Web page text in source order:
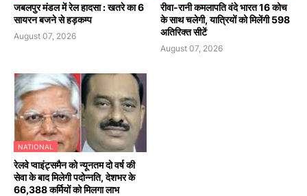
जबलपुर मंडल में रेल हादसा : खतरे का 6
सायरन बजने से हड़कम्प
August 07, 2026
रीवा-रानी कमलापति वंदे भारत 16 कोच
के साथ चलेगी, यात्रियों को मिलेंगी 598
अतिरिक्त सीटें
August 07, 2026
NATIONAL
रेलवे प्वाइंट्समैन को न्यूनतम दो वर्ष की
सेवा के बाद मिलेगी पदोन्नति, देशभर के
66,388 कर्मियों को मिलगा लाभ